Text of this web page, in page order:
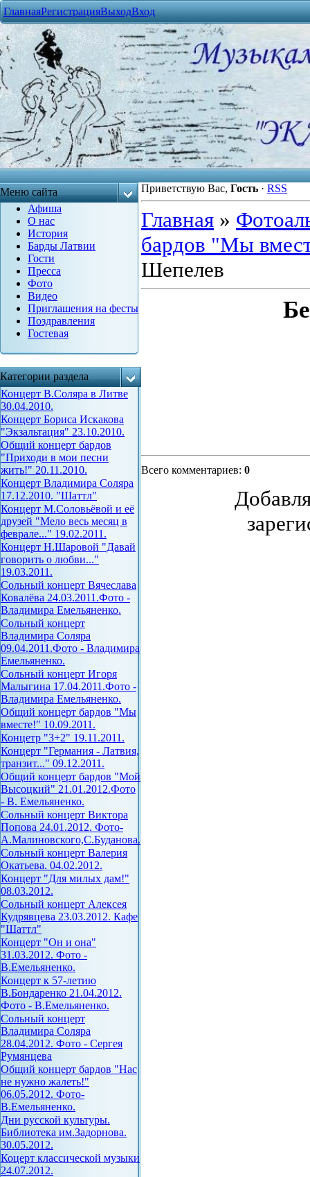
ГлавнаяРегистрацияВыходВход
Меню сайта
Афиша
О нас
История
Барды Латвии
Гости
Пресса
Фото
Видео
Приглашения на фесты
Поздравления
Гостевая
Категории раздела
Концерт В.Соляра в Литве
30.04.2010.
Концерт Бориса Искакова
"Экзальтация" 23.10.2010.
Общий концерт бардов
"Приходи в мои песни
жить!" 20.11.2010.
Концерт Владимира Соляра
17.12.2010. "Шаттл"
Концерт М.Соловьёвой и её
друзей "Мело весь месяц в
феврале..." 19.02.2011.
Концерт Н.Шаровой "Давай
говорить о любви..."
19.03.2011.
Сольный концерт Вячеслава
Ковалёва 24.03.2011.Фото -
Владимира Емельяненко.
Сольный концерт
Владимира Соляра
09.04.2011.Фото - Владимира
Емельяненко.
Сольный концерт Игоря
Малыгина 17.04.2011.Фото -
Владимира Емельяненко.
Общий концерт бардов "Мы
вместе!" 10.09.2011.
Концетр "3+2" 19.11.2011.
Концерт "Германия - Латвия,
транзит..." 09.12.2011.
Общий концерт бардов "Мой
Высоцкий" 21.01.2012.Фото
- В. Емельяненко.
Сольный концерт Виктора
Попова 24.01.2012. Фото-
А.Малиновского,С.Буданова.
Сольный концерт Валерия
Окатьева. 04.02.2012.
Концерт "Для милых дам!"
08.03.2012.
Сольный концерт Алексея
Кудрявцева 23.03.2012. Кафе
"Шаттл"
Концерт "Он и она"
31.03.2012. Фото -
В.Емельяненко.
Концерт к 57-летию
В.Бондаренко 21.04.2012.
Фото - В.Емельяненко.
Сольный концерт
Владимира Соляра
28.04.2012. Фото - Сергея
Румянцева
Общий концерт бардов "Нас
не нужно жалеть!"
06.05.2012. Фото-
В.Емельяненко.
Дни русской культуры.
Библиотека им.Задорнова.
30.05.2012.
Коцерт классической музыки
24.07.2012.
Приветствую Вас, Гость · RSS
Главная »
бардов "Мы
Шепелев
Всего комментариев: 0